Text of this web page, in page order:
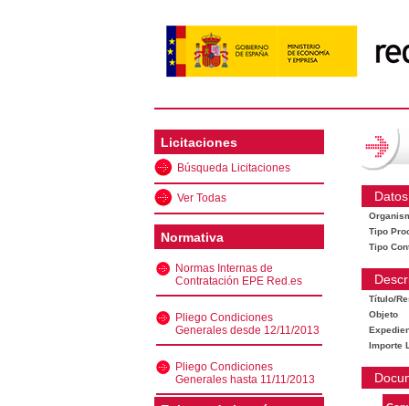
Licitaciones
Búsqueda Licitaciones
Ver Todas
Normativa
Normas Internas de
Contratación EPE Red.es
Pliego Condiciones
Generales desde 12/11/2013
Pliego Condiciones
Generales hasta 11/11/2013
Tipo
Tipo
Título/
Objeto
Importe